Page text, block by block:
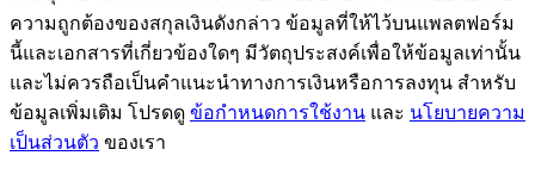
ศูนย์รางวัล
เข้าสู่ระบบ ลงชื่อ
ความถูกต้องของสกุลเงินดังกล่าว ข้อมูลที่ให้ไว้บนแพลตฟอร์ม
นี้และเอกสารที่เกี่ยวข้องใดๆ มีวัตถุประสงค์เพื่อให้ข้อมูลเท่านั้น
และไม่ควรถือเป็นคำแนะนำทางการเงินหรือการลงทุน สำหรับ
ข้อมูลเพิ่มเติม โปรดดู ข้อกำหนดการใช้งาน และ นโยบายความ
เป็นส่วนตัว ของเรา